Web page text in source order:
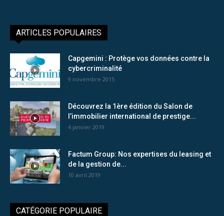
ARTICLES POPULAIRES
Capgemini : Protège vos données contre la
cybercriminalité
9 novembre 2015
Découvrez la 1ère édition du Salon de
l’immobilier international de prestige...
4 janvier 2019
Factum Group: Nos expertises du leasing et
de la gestion de...
10 avril 2019
CATÉGORIE POPULAIRE